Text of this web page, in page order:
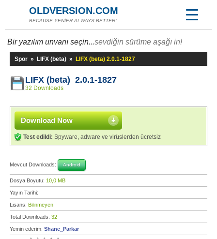
OLDVERSION.COM
BECAUSE YENİER ALWAYS BETTER!
Bir yazılım unvanı seçin...sevdiğin sürüme aşağı in!
Spor » LIFX (beta) » LIFX (beta) 2.0.1-1827
LIFX (beta) 2.0.1-1827
32 Downloads
Download Now
Test edildi: Spyware, adware ve virüslerden ücretsiz
Mevcut Downloads: Android
Dosya Boyutu: 10,0 MB
Yayın Tarihi:
Lisans: Bilinmeyen
Total Downloads: 32
Yemin ederim: Shane_Parkar